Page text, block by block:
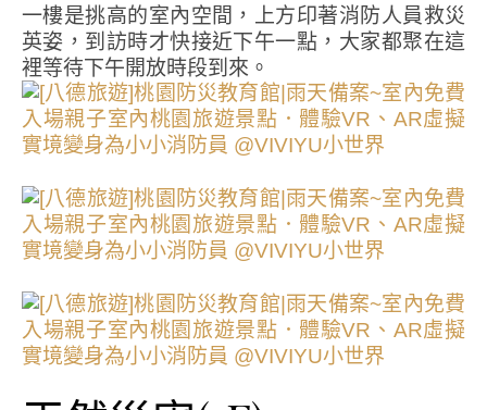
一樓是挑高的室內空間，上方印著消防人員救災
英姿，到訪時才快接近下午一點，大家都聚在這
裡等待下午開放時段到來。